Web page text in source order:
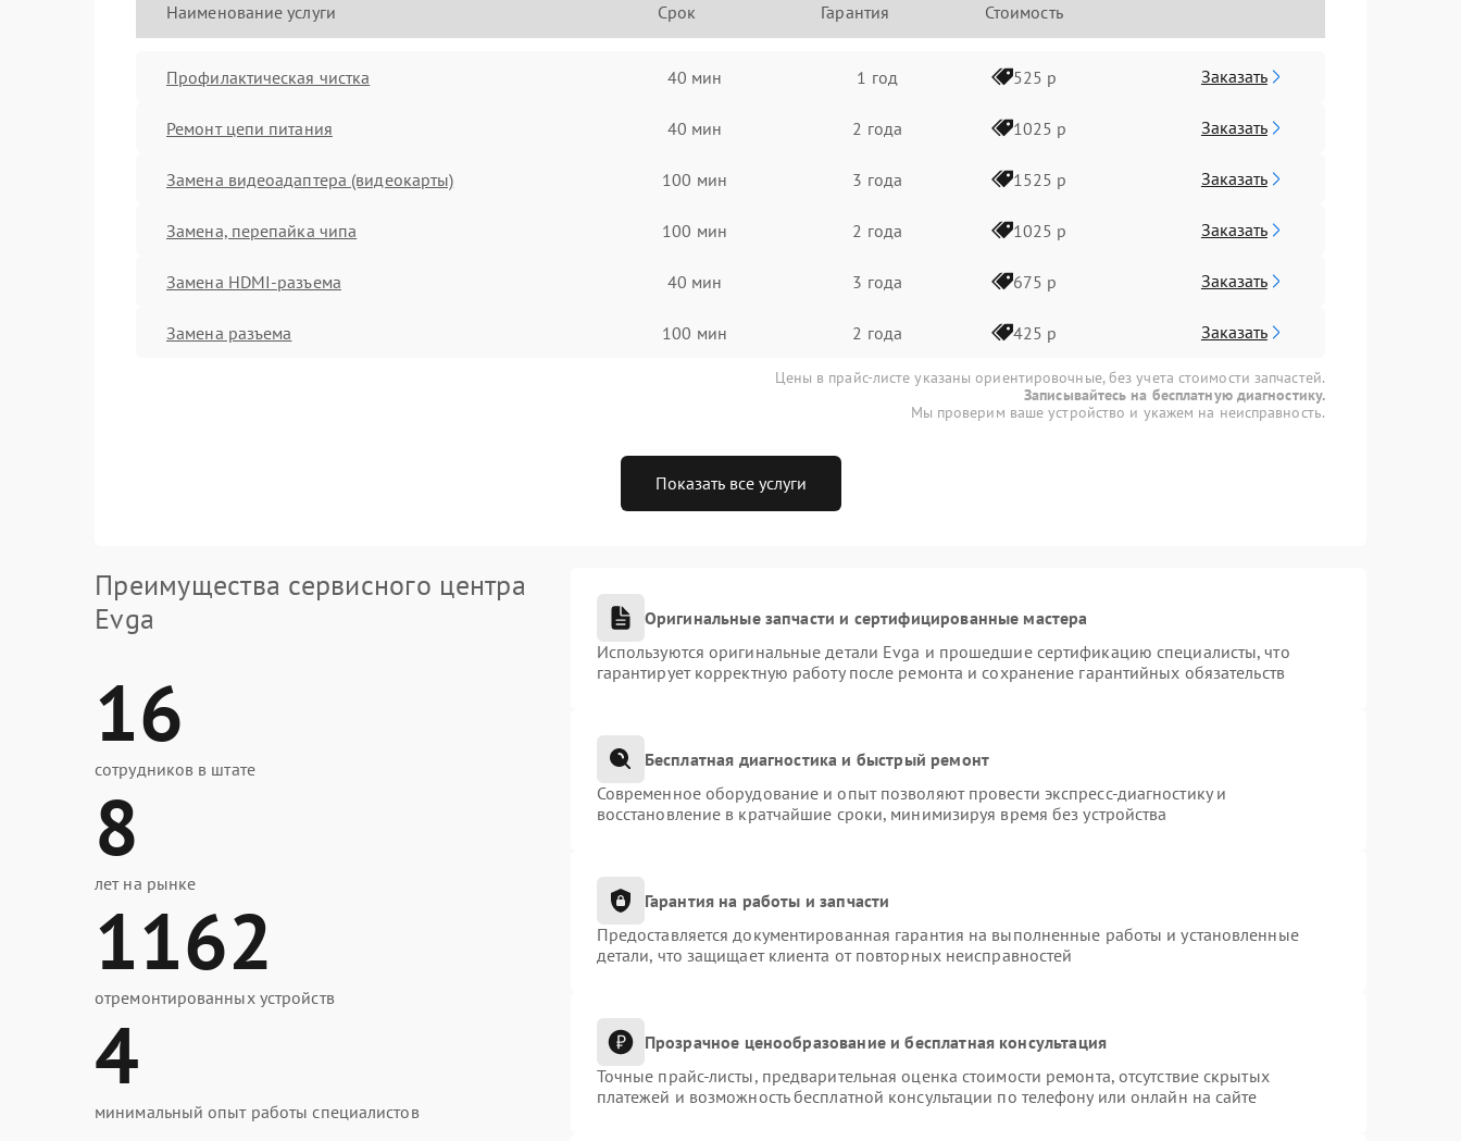
Наименование услуги Срок Гарантия Стоимость
Профилактическая чистка 40 мин 1 год 525 р Заказать
Ремонт цепи питания 40 мин 2 года 1025 р Заказать
Замена видеоадаптера (видеокарты) 100 мин 3 года 1525 р Заказать
Замена, перепайка чипа 100 мин 2 года 1025 р Заказать
Замена HDMI-разъема 40 мин 3 года 675 р Заказать
Замена разъема 100 мин 2 года 425 р Заказать
Цены в прайс-листе указаны ориентировочные, без учета стоимости запчастей.
Записывайтесь на бесплатную диагностику.
Мы проверим ваше устройство и укажем на неисправность.
Показать все услуги
Преимущества сервисного центра
Evga
16
сотрудников в штате
8
лет на рынке
1162
отремонтированных устройств
4
минимальный опыт работы специалистов
Оригинальные запчасти и сертифицированные мастера
Используются оригинальные детали Evga и прошедшие сертификацию специалисты, что
гарантирует корректную работу после ремонта и сохранение гарантийных обязательств
Бесплатная диагностика и быстрый ремонт
Современное оборудование и опыт позволяют провести экспресс-диагностику и
восстановление в кратчайшие сроки, минимизируя время без устройства
Гарантия на работы и запчасти
Предоставляется документированная гарантия на выполненные работы и установленные
детали, что защищает клиента от повторных неисправностей
Прозрачное ценообразование и бесплатная консультация
Точные прайс-листы, предварительная оценка стоимости ремонта, отсутствие скрытых
платежей и возможность бесплатной консультации по телефону или онлайн на сайте